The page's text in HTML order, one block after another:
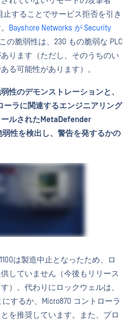
止することでサービス拒否を引き
Bayshore Networks が Security
この脆弱性は、230 もの脆弱な PLC
ります（ただし、そのうちのい
る可能性があります）。
性のデモンストレーションと、
ーラに関連するエンジニアリング
ルされたMetaDefender
弱性を検出し、警告を発するかの
は製造中止となったため、ロ
していません（今後もリリース
）。代わりにロックウェルは、
にするか、Micro870 コントローラ
を推奨しています。また、プロ